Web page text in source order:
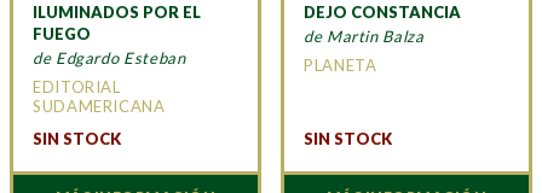
ILUMINADOS POR EL
FUEGO
de Edgardo Esteban
EDITORIAL
SUDAMERICANA
SIN STOCK
DEJO CONSTANCIA
de Martin Balza
PLANETA
SIN STOCK